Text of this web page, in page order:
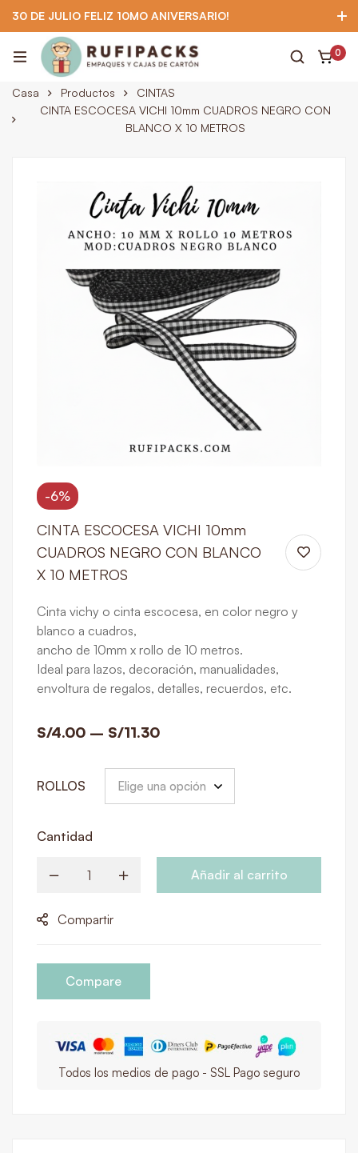
30 DE JULIO FELIZ 10MO ANIVERSARIO!
922 295 403
0
Casa Productos
CINTAS
CINTA ESCOCESA VICHI 10mm CUADROS NEGRO CON
BLANCO X 10 METROS
-6%
CINTA ESCOCESA VICHI 10mm
CUADROS NEGRO CON BLANCO
X 10 METROS
Cinta vichy o cinta escocesa, en color negro y
blanco a cuadros,
ancho de 10mm x rollo de 10 metros.
Ideal para lazos, decoración, manualidades,
envoltura de regalos, detalles, recuerdos, etc.
S/4.00 – S/11.30
ROLLOS
Cantidad
Añadir al carrito
Compartir
Compare
Todos los medios de pago - SSL Pago seguro